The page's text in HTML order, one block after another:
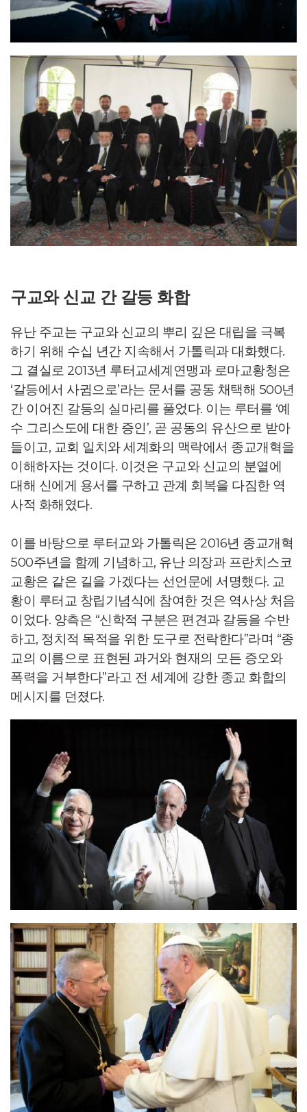
구교와 신교 간 갈등 화합
유난 주교는 구교와 신교의 뿌리 깊은 대립을 극복
하기 위해 수십 년간 지속해서 가톨릭과 대화했다.
그 결실로 2013년 루터교세계연맹과 로마교황청은
‘갈등에서 사귐으로’라는 문서를 공동 채택해 500년
간 이어진 갈등의 실마리를 풀었다. 이는 루터를 ‘예
수 그리스도에 대한 증인’, 곧 공동의 유산으로 받아
들이고, 교회 일치와 세계화의 맥락에서 종교개혁을
이해하자는 것이다. 이것은 구교와 신교의 분열에
대해 신에게 용서를 구하고 관계 회복을 다짐한 역
사적 화해였다.
이를 바탕으로 루터교와 가톨릭은 2016년 종교개혁
500주년을 함께 기념하고, 유난 의장과 프란치스코
교황은 같은 길을 가겠다는 선언문에 서명했다. 교
황이 루터교 창립기념식에 참여한 것은 역사상 처음
이었다. 양측은 “신학적 구분은 편견과 갈등을 수반
하고, 정치적 목적을 위한 도구로 전락한다”라며 “종
교의 이름으로 표현된 과거와 현재의 모든 증오와
폭력을 거부한다”라고 전 세계에 강한 종교 화합의
메시지를 던졌다.